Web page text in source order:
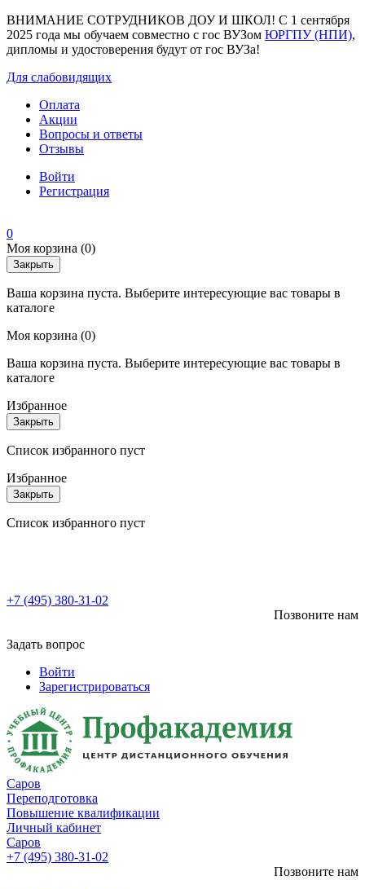
ВНИМАНИЕ СОТРУДНИКОВ ДОУ И ШКОЛ! С 1 сентября
2025 года мы обучаем совместно с гос ВУЗом ЮРГПУ (НПИ),
дипломы и удостоверения будут от гос ВУЗа!
Для слабовидящих
Оплата
Акции
Вопросы и ответы
Отзывы
Войти
Регистрация
0
Моя корзина (0)
Закрыть
Ваша корзина пуста. Выберите интересующие вас товары в
каталоге
Моя корзина (0)
Ваша корзина пуста. Выберите интересующие вас товары в
каталоге
Избранное
Закрыть
Список избранного пуст
Избранное
Закрыть
Список избранного пуст
+7 (495) 380-31-02
Позвоните нам
Задать вопрос
Войти
Зарегистрироваться
Саров
Переподготовка
Повышение квалификации
Личный кабинет
Саров
+7 (495) 380-31-02
Позвоните нам